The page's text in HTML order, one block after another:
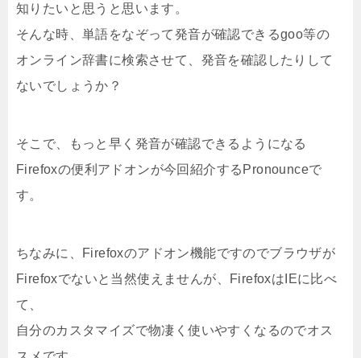
知りたいと思うと思います。
そんな時、単語をなぞって発音が確認できるgoo等の
オンライン辞書に検索させて、発音を確認したりして
ないでしょうか？
そこで、もっと早く発音が確認できるようになる
Firefoxの便利アドオンが今回紹介するPronounceで
す。
ちなみに、Firefoxのアドオン機能ですのでブラウザが
Firefoxでないと当然使えませんが、FirefoxはIEに比べ
て、
自分のカスタマイズで物凄く使いやすくなるのでオス